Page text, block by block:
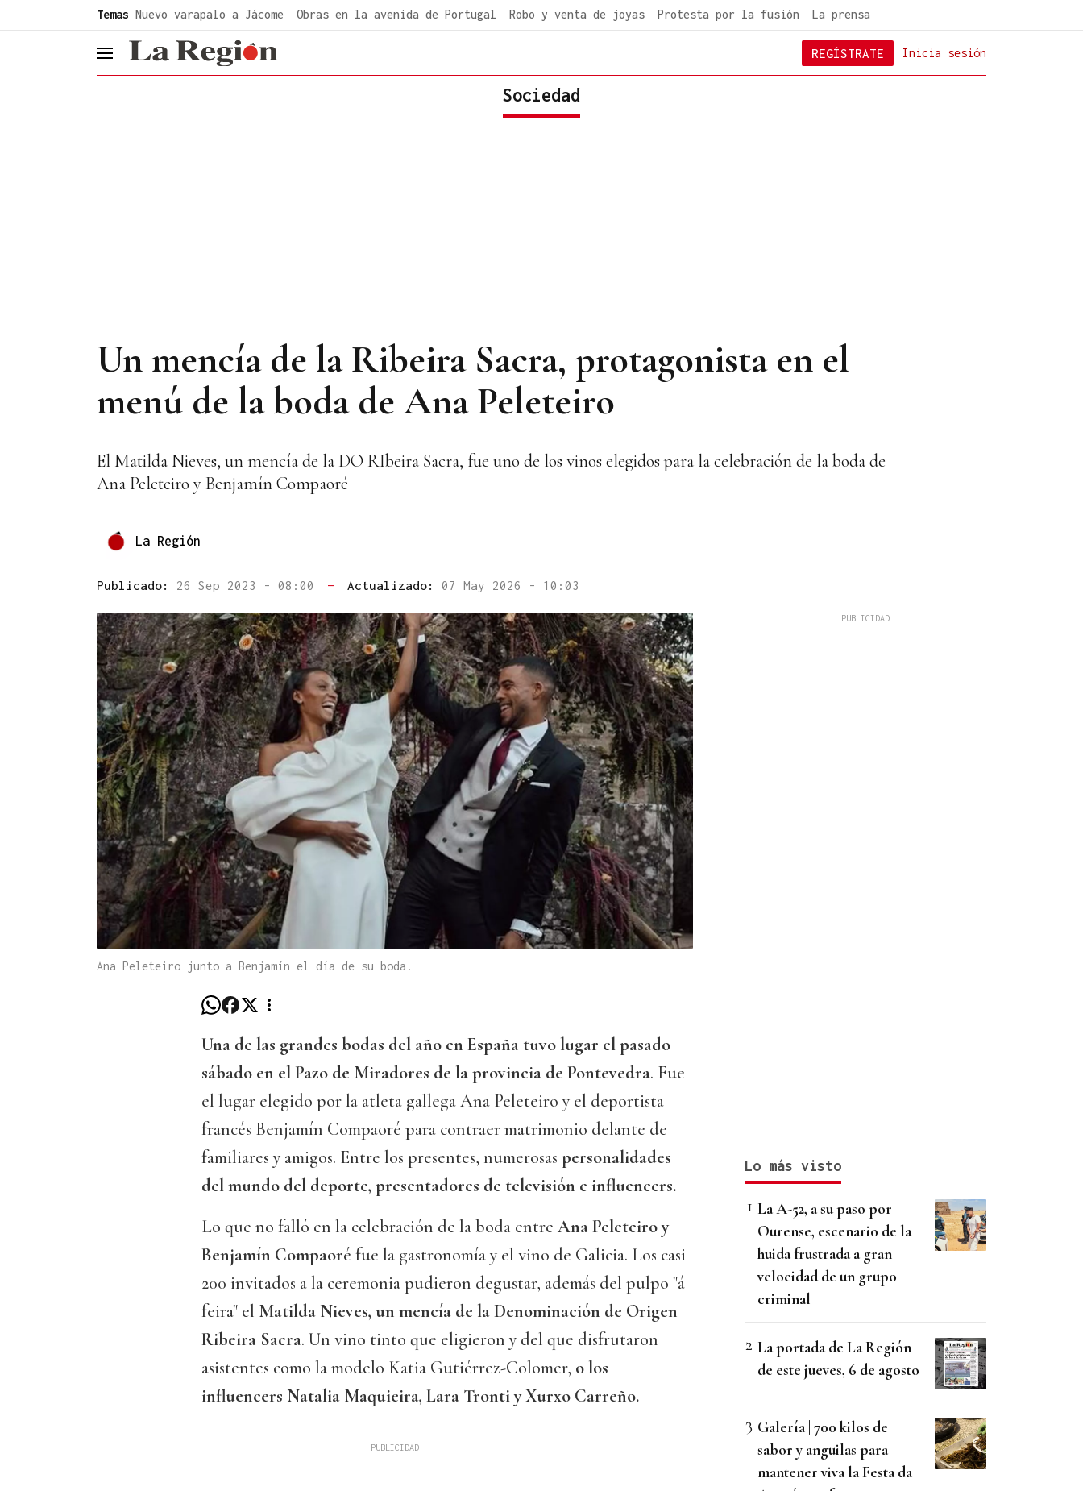
Temas Nuevo varapalo a Jácome Obras en la avenida de Portugal Robo y venta de joyas Protesta por la fusión La prensa
header.menu.open Inicia sesión
REGÍSTRATE
Sociedad
Un mencía de la Ribeira Sacra, protagonista en el
menú de la boda de Ana Peleteiro
El Matilda Nieves, un mencía de la DO RIbeira Sacra, fue uno de los vinos elegidos para la celebración de la boda de
Ana Peleteiro y Benjamín Compaoré
La Región
Publicado: 26 Sep 2023 - 08:00 — Actualizado: 07 May 2026 - 10:03
Ana Peleteiro junto a Benjamín el día de su boda.
Una de las grandes bodas del año en España tuvo lugar el pasado
sábado en el Pazo de Miradores de la provincia de Pontevedra. Fue
el lugar elegido por la atleta gallega Ana Peleteiro y el deportista
francés Benjamín Compaoré para contraer matrimonio delante de
familiares y amigos. Entre los presentes, numerosas personalidades
del mundo del deporte, presentadores de televisión e influencers.
Lo que no falló en la celebración de la boda entre Ana Peleteiro y
Benjamín Compaoré fue la gastronomía y el vino de Galicia. Los casi
200 invitados a la ceremonia pudieron degustar, además del pulpo "á
feira" el Matilda Nieves, un mencía de la Denominación de Origen
Ribeira Sacra. Un vino tinto que eligieron y del que disfrutaron
asistentes como la modelo Katia Gutiérrez-Colomer, o los
influencers Natalia Maquieira, Lara Tronti y Xurxo Carreño.
Lo más visto
La A-52, a su paso por
Ourense, escenario de la
huida frustrada a gran
velocidad de un grupo
criminal
La portada de La Región
de este jueves, 6 de agosto
Galería | 700 kilos de
sabor y anguilas para
mantener viva la Festa da